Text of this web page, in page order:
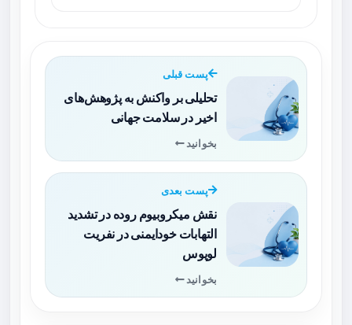
پست قبلی
تحلیلی بر واکنش به پژوهش‌های
اخیر در سلامت جهانی
بخوانید
پست بعدی
نقش میکروبیوم روده در تشدید
التهابات خودایمنی در نفریت
لوپوس
بخوانید